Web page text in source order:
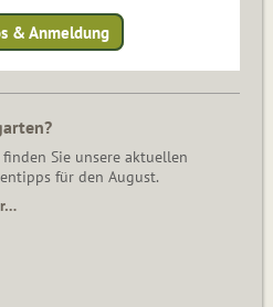
& Anmeldung
finden Sie unsere aktuellen
für den August.